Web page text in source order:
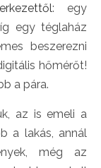
: egy
egy téglaház
beszerezni
hőmérőt!
a pára.
az is emeli a
a lakás, annál
még az